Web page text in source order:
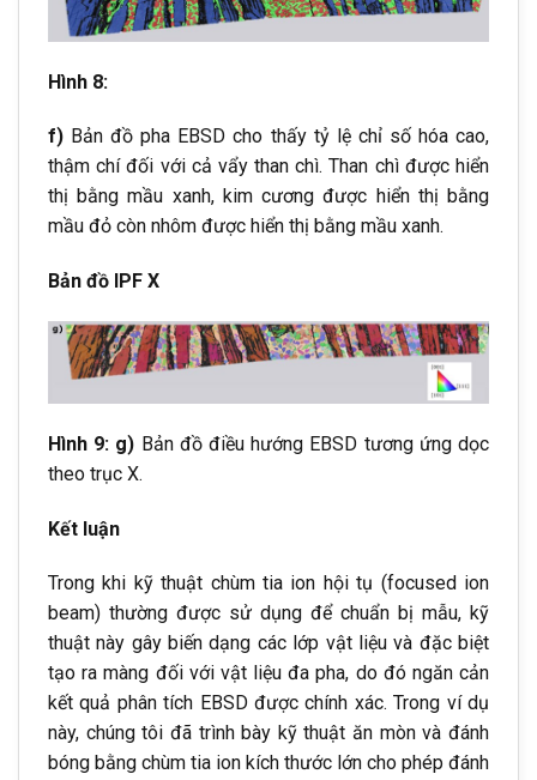
Hình 8:
f) Bản đồ pha EBSD cho thấy tỷ lệ chỉ số hóa cao,
thậm chí đối với cả vẩy than chì. Than chì được hiển
thị bằng mầu xanh, kim cương được hiển thị bằng
mầu đỏ còn nhôm được hiển thị bằng mầu xanh.
Bản đồ IPF X
Hình 9: g) Bản đồ điều hướng EBSD tương ứng dọc
theo trục X.
Kết luận
Trong khi kỹ thuật chùm tia ion hội tụ (focused ion
beam) thường được sử dụng để chuẩn bị mẫu, kỹ
thuật này gây biến dạng các lớp vật liệu và đặc biệt
tạo ra màng đối với vật liệu đa pha, do đó ngăn cản
kết quả phân tích EBSD được chính xác. Trong ví dụ
này, chúng tôi đã trình bày kỹ thuật ăn mòn và đánh
bóng bằng chùm tia ion kích thước lớn cho phép đánh